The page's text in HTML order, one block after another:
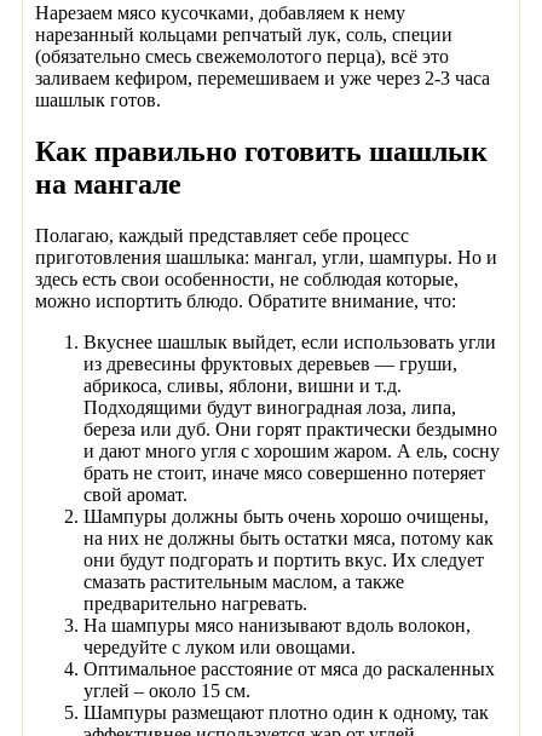
Нарезаем мясо кусочками, добавляем к нему
нарезанный кольцами репчатый лук, соль, специи
(обязательно смесь свежемолотого перца), всё это
заливаем кефиром, перемешиваем и уже через 2-3 часа
шашлык готов.
Как правильно готовить шашлык
на мангале
Полагаю, каждый представляет себе процесс
приготовления шашлыка: мангал, угли, шампуры. Но и
здесь есть свои особенности, не соблюдая которые,
можно испортить блюдо. Обратите внимание, что:
Вкуснее шашлык выйдет, если использовать угли
из древесины фруктовых деревьев — груши,
абрикоса, сливы, яблони, вишни и т.д.
Подходящими будут виноградная лоза, липа,
береза или дуб. Они горят практически бездымно
и дают много угля с хорошим жаром. А ель, сосну
брать не стоит, иначе мясо совершенно потеряет
свой аромат.
Шампуры должны быть очень хорошо очищены,
на них не должны быть остатки мяса, потому как
они будут подгорать и портить вкус. Их следует
смазать растительным маслом, а также
предварительно нагревать.
На шампуры мясо нанизывают вдоль волокон,
чередуйте с луком или овощами.
Оптимальное расстояние от мяса до раскаленных
углей – около 15 см.
Шампуры размещают плотно один к одному, так